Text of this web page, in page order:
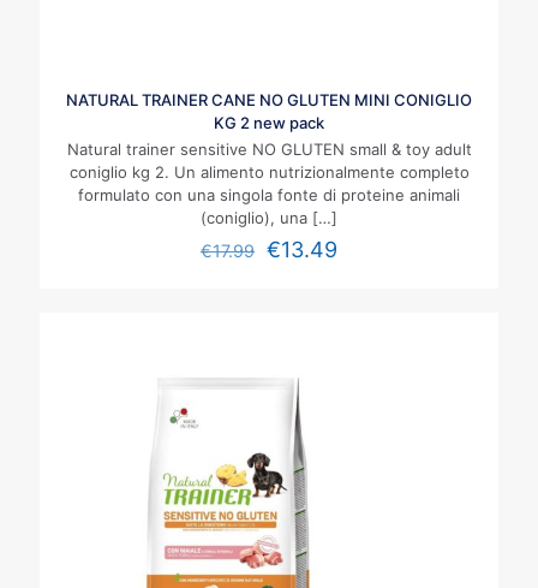
NATURAL TRAINER CANE NO GLUTEN MINI CONIGLIO
KG 2 new pack
Natural trainer sensitive NO GLUTEN small & toy adult
coniglio kg 2. Un alimento nutrizionalmente completo
formulato con una singola fonte di proteine animali
(coniglio), una […]
€17.99 €13.49